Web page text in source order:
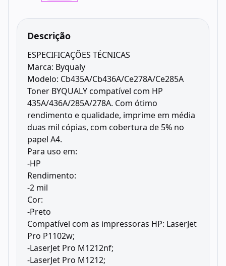
Descrição
ESPECIFICAÇÕES TÉCNICAS
Marca: Byqualy
Modelo: Cb435A/Cb436A/Ce278A/Ce285A
Toner BYQUALY compatível com HP
435A/436A/285A/278A. Com ótimo
rendimento e qualidade, imprime em média
duas mil cópias, com cobertura de 5% no
papel A4.
Para uso em:
-HP
Rendimento:
-2 mil
Cor:
-Preto
Compatível com as impressoras HP: LaserJet
Pro P1102w;
-LaserJet Pro M1212nf;
-LaserJet Pro M1212;